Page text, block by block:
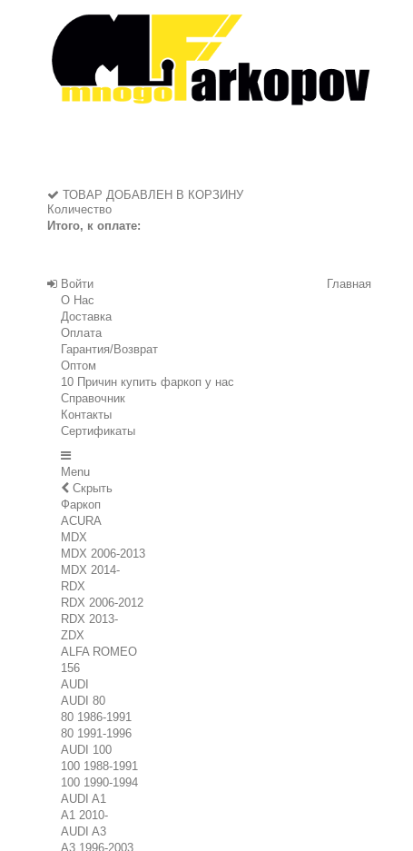
ТОВАР ДОБАВЛЕН В КОРЗИНУ
Количество
Итого, к оплате:
Войти
Главная
О Нас
Доставка
Оплата
Гарантия/Возврат
Оптом
10 Причин купить фаркоп у нас
Справочник
Контакты
Сертификаты
Menu
Скрыть
Фаркоп
ACURA
MDX
MDX 2006-2013
MDX 2014-
RDX
RDX 2006-2012
RDX 2013-
ZDX
ALFA ROMEO
156
AUDI
AUDI 80
80 1986-1991
80 1991-1996
AUDI 100
100 1988-1991
100 1990-1994
AUDI A1
A1 2010-
AUDI A3
A3 1996-2003